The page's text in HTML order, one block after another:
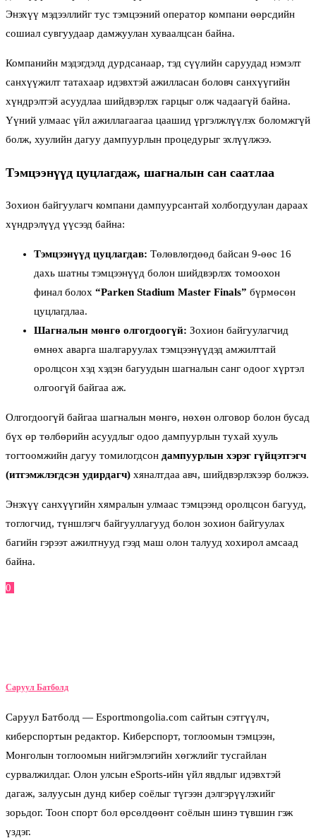
Энэхүү мэдээллийг тус тэмцээний оператор компани өөрсдийн
сошиал сувгуудаар дамжуулан хуваалцсан байна.
Компанийн мэдэгдэлд дурдсанаар, тэд сүүлийн саруудад нэмэлт
санхүүжилт татахаар идэвхтэй ажилласан боловч санхүүгийн
хүндрэлтэй асуудлаа шийдвэрлэх гарцыг олж чадаагүй байна.
Үүний улмаас үйл ажиллагаагаа цаашид үргэлжлүүлэх боломжгүй
болж, хуулийн дагуу дампуурлын процедурыг эхлүүлжээ.
Тэмцээнүүд цуцлагдаж, шагналын сан саатлаа
Зохион байгуулагч компани дампуурсантай холбогдуулан дараах
хүндрэлүүд үүсээд байна:
Тэмцээнүүд цуцлагдав: Төлөвлөгдөөд байсан 9-өөс 16
дахь шатны тэмцээнүүд болон шийдвэрлэх томоохон
финал болох “Parken Stadium Master Finals” бүрмөсөн
цуцлагдлаа.
Шагналын мөнгө олгогдоогүй: Зохион байгуулагчид
өмнөх аварга шалгаруулах тэмцээнүүдэд амжилттай
оролцсон хэд хэдэн багуудын шагналын санг одоог хүртэл
олгоогүй байгаа аж.
Олгогдоогүй байгаа шагналын мөнгө, нөхөн олговор болон бусад
бүх өр төлбөрийн асуудлыг одоо дампуурлын тухай хууль
тогтоомжийн дагуу томилогдсон дампуурлын хэрэг гүйцэтгэгч
(итгэмжлэгдсэн удирдагч) хяналтдаа авч, шийдвэрлэхээр болжээ.
Энэхүү санхүүгийн хямралын улмаас тэмцээнд оролцсон багууд,
тоглогчид, түншлэгч байгууллагууд болон зохион байгуулах
багийн гэрээт ажилтнууд гээд маш олон талууд хохирол амсаад
байна.
0
Саруул Батболд
Саруул Батболд — Esportmongolia.com сайтын сэтгүүлч,
киберспортын редактор. Киберспорт, тоглоомын тэмцээн,
Монголын тоглоомын нийгэмлэгийн хөгжлийг тусгайлан
сурвалжилдаг. Олон улсын eSports-ийн үйл явдлыг идэвхтэй
дагаж, залуусын дунд кибер соёлыг түгээн дэлгэрүүлэхийг
зорьдог. Тоон спорт бол өрсөлдөөнт соёлын шинэ түвшин гэж
үздэг.